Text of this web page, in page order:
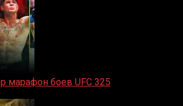
марафон боев UFC 325